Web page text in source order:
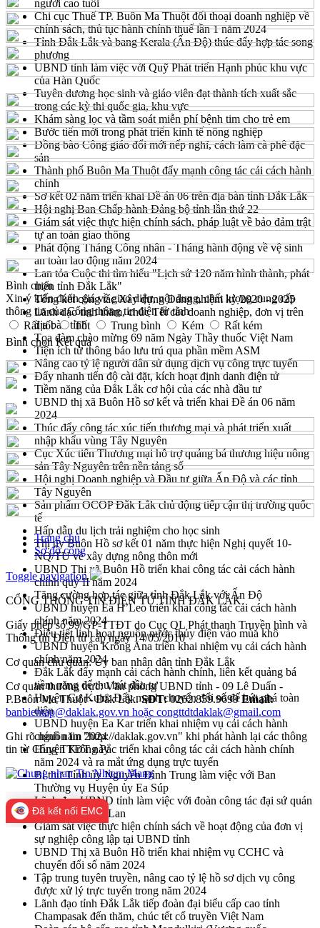
người cao tuổi
Chi cục Thuế TP. Buôn Ma Thuột đối thoại doanh nghiệp về
chính sách, thủ tục hành chính thuế lần 1 năm 2024
Tỉnh Đắk Lắk và bang Kerala (Ấn Độ) thúc đẩy hợp tác song
phương
UBND tỉnh làm việc với Quỹ Phát triển Hạnh phúc khu vực
của Hàn Quốc
Tuyên dương học sinh và giáo viên đạt thành tích xuất sắc
trong các kỳ thi quốc gia, khu vực
Khám sàng lọc và tầm soát miễn phí bệnh tim cho trẻ em
Bước tiến mới trong phát triển kinh tế nông nghiệp
Đồng bào Công giáo đổi mới nếp nghĩ, cách làm cà phê đặc
sản
Thành phố Buôn Ma Thuột đẩy mạnh công tác cải cách hành
chính
Sơ kết 02 năm triển khai Đề án 06 trên địa bàn tỉnh Đắk Lắk
Hội nghị Ban Chấp hành Đảng bộ tỉnh lần thứ 22
Giám sát việc thực hiện chính sách, pháp luật về bảo đảm trật
tự an toàn giao thông
Phát động Tháng Công nhân - Tháng hành động về vệ sinh
an toàn lao động năm 2024
Lan tỏa Cuộc thi tìm hiểu "Lịch sử 120 năm hình thành, phát
triển tỉnh Đắk Lắk"
Tổng kết công tác Xây dựng Đảng nhiệm kỳ 2020 - 2025
Lãnh đạo tỉnh thăm, chúc Tết các doanh nghiệp, đơn vị trên
địa bàn tỉnh
Tọa đàm chào mừng 69 năm Ngày Thầy thuốc Việt Nam
Tiện ích từ thông báo lưu trú qua phần mềm ASM
Nâng cao tỷ lệ người dân sử dụng dịch vụ công trực tuyến
Đẩy nhanh tiến độ cài đặt, kích hoạt định danh điện tử
Tiềm năng của Đắk Lắk cơ hội của các nhà đầu tư
UBND thị xã Buôn Hồ sơ kết và triển khai Đề án 06 năm
2024
Thúc đẩy công tác xúc tiến thương mại và phát triển xuất
nhập khẩu vùng Tây Nguyên
Cục Xúc tiến Thương mại hỗ trợ quảng bá thương hiệu nông
sản Tây Nguyên trên nền tảng số
Hội nghị Doanh nghiệp và Đầu tư giữa Ấn Độ và các tỉnh
Tây Nguyên
Sản phẩm OCOP Đắk Lắk chủ động tiếp cận thị trường quốc
tế
Hấp dẫn du lịch trải nghiệm cho học sinh
Thị ủy Buôn Hồ sơ kết 01 năm thực hiện Nghị quyết 10-
NQ/TU về xây dựng nông thôn mới
UBND Thị xã Buôn Hồ triển khai công tác cải cách hành
chính quý II năm 2024
Tăng cường hợp tác giữa tỉnh Đắk Lắk với Ấn Độ
UBND huyện Ea H’Leo triển khai công tác cải cách hành
chính năm 2024
Điều tiết linh hoạt nguồn nước thủy điện vào mùa khô
UBND huyện Krông Ana triển khai nhiệm vụ cải cách hành
chính năm 2024
Đắk Lắk đẩy mạnh cải cách hành chính, liên kết quảng bá
tiềm năng để thu hút đầu tư
Huyện Cư Kuin: Đẩy mạnh chuyển đổi số để bứt phá toàn
diện
UBND huyện Ea Kar triển khai nhiệm vụ cải cách hành
chính năm 2024
Huyện Krông Pắc triển khai công tác cải cách hành chính
năm 2024 và ra mắt ứng dụng trực tuyến
Bí thư Tỉnh ủy Nguyễn Đình Trung làm việc với Ban
Thường vụ Huyện ủy Ea Súp
Lãnh đạo UBND tỉnh làm việc với đoàn công tác đại sứ quán
vương quốc Hà Lan
Giám sát việc thực hiện chính sách về hoạt động của đơn vị
sự nghiệp công lập tại UBND tỉnh
UBND Thị xã Buôn Hồ triển khai nhiệm vụ CCHC và
chuyển đổi số năm 2024
Tập trung tuyên truyền, nâng cao tỷ lệ hồ sơ dịch vụ công
được xử lý trực tuyến trong năm 2024
Lãnh đạo tỉnh Đắk Lắk tiếp đoàn đại biểu cấp cao tỉnh
Champasak đến thăm, chúc tết cổ truyền Việt Nam
Bình chọn
Xin ý kiến đánh giá về giao diện, nội dung, chất lượng cung cấp
thông tin của Cổng thông tin điện tử tỉnh
Rất tốt
Tốt Trung bình Kém
Rất kém
Bình chọnKết quả
Trang chủ
Sơ đồ cổng
Toggle navigation
CỔNG THÔNG TIN ĐIỆN TỬ TỈNH ĐẮK LẮK
Giấy phép số 99/GP-TTĐT do Cục QL Phát thanh Truyền hình và
Thông tin Điện tử cấp ngày 14/05/2010
Cơ quan chủ quản: Ủy ban nhân dân tỉnh Đắk Lắk
Cơ quan thường trực: Văn phòng UBND tỉnh - 09 Lê Duẩn -
P.Buôn Ma Thuột - Đắk Lắk.SĐT:0262.859.9699Email:
banbientap@daklak.gov.vn hoặc congttdtdaklak@gmail.com
Ghi rõ nguồn tin "http://daklak.gov.vn" khi phát hành lại các thông
tin từ Cổng TTĐT này
Đã kết nối EMC